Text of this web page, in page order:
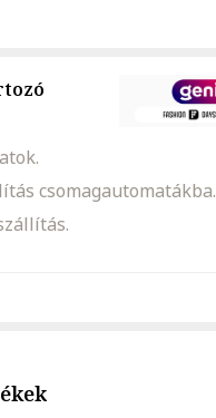
csomagautomatákba.